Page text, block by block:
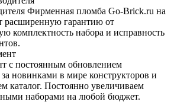
Фирменная пломба Go-Brick.ru на
расширенную гарантию от
комплектность набора и исправность
с постоянным обновлением
новинками в мире конструкторов и
каталог. Постоянно увеличиваем
наборами на любой бюджет.